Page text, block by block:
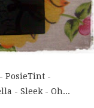
PosieTint -
- Sleek - Oh...